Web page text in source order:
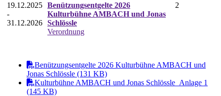
19.12.2025
-
31.12.2026
Benützungsentgelte 2026
Kulturbühne AMBACH und Jonas
Schlössle
Verordnung
2
Benützungsentgelte 2026 Kulturbühne AMBACH und
Jonas Schlössle (131 KB)
Kulturbühne AMBACH und Jonas Schlössle_Anlage 1
(145 KB)